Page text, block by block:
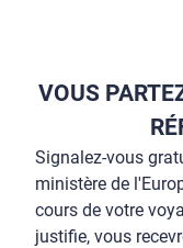
VOUS
Signalez-vous
ministère de
cours de votre
justifie, vous